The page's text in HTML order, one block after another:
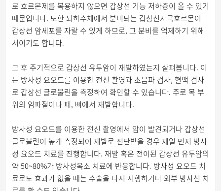
로 호르몬제를 복용하지 않으면 갑상선 기능 저하증이 올 수 있기
때문입니다. 또한 뇌하수체에서 분비되는 갑상선자극호르몬이
갑상선 암세포를 자랄 수 있게 하므로, 그 분비를 억제하기 위해
서이기도 합니다.
그 후 주기적으로 갑상선 유두암이 재발하였는지 살펴봅니다. 이
는 방사성 요오드를 이용한 전신 촬영과 초음파 검사, 혈액 검사
로 갑상선 글로불린을 측정하여 확인할 수 있습니다. 주로 목 부
위의 임파절이나 폐, 뼈에서 재발합니다.
방사성 요오드를 이용한 전신 촬영에서 암이 발견되거나 갑상선
글로불린이 높게 측정되어 재발로 진단받을 경우 제일 먼저 방사
성 요오드 치료를 진행합니다. 재발 혹은 전이된 갑상선 유두암의
약 50~80%가 방사성옥소 치료에 반응합니다. 방사성 요오드 치
료로도 효과가 없을 때는 수술을 다시 시행하거나 외부 방사선 치